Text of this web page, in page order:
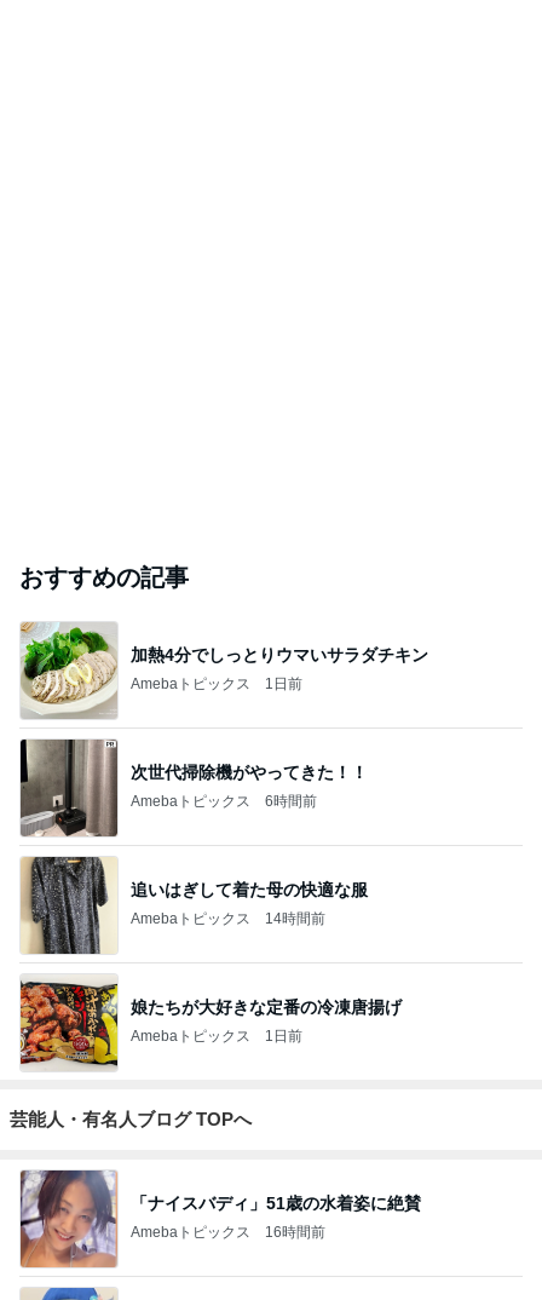
おすすめの記事
加熱4分でしっとりウマいサラダチキン
Amebaトピックス 1日前
次世代掃除機がやってきた！！
Amebaトピックス 6時間前
追いはぎして着た母の快適な服
Amebaトピックス 14時間前
娘たちが大好きな定番の冷凍唐揚げ
Amebaトピックス 1日前
芸能人・有名人ブログ TOPへ
「ナイスバディ」51歳の水着姿に絶賛
Amebaトピックス 16時間前